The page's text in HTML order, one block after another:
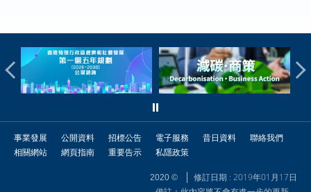
事業發展 公開資料 招標公告 電子服務 昔日資料
聯絡我們
相關網站
網頁指南 重要告示 私隱政策
2020 ©
修訂日期 : 2019年01月17日